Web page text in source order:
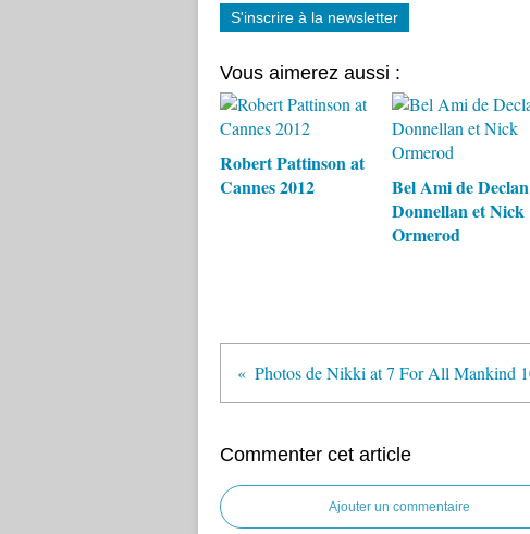
S'inscrire à la newsletter
Vous aimerez aussi :
Robert Pattinson at
Cannes 2012
Bel Ami de Declan
Donnellan et Nick
Ormerod
Commenter cet article
Ajouter un commentaire